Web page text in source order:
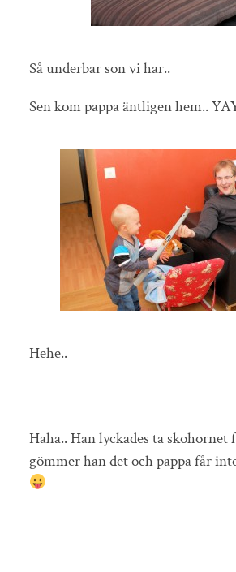
Så underbar son vi har..
Sen kom pappa äntligen hem..
Hehe..
Haha.. Han lyckades ta skohornet
gömmer han det och pappa får